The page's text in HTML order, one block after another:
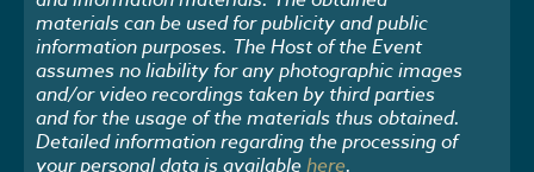
materials can be used for publicity and public
information purposes. The Host of the Event
assumes no liability for any photographic images
and/or video recordings taken by third parties
and for the usage of the materials thus obtained.
Detailed information regarding the processing of
your personal data is availablehere.